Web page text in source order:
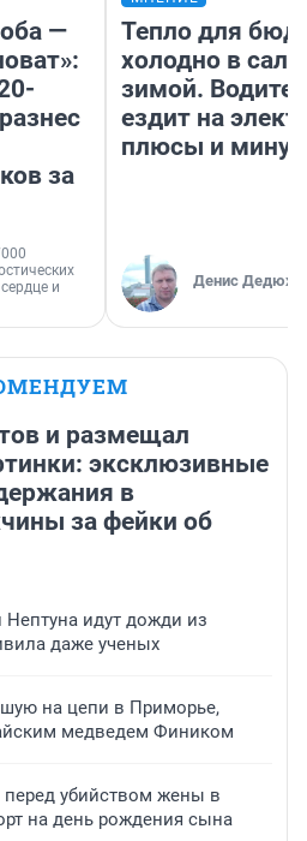
—
за
и
Тепло для
холодно в
зимой.
ездит на
плюсы и
Денис
и размещал
эксклюзивные
в
за фейки об
Нептуна идут дожди из
даже ученых
на цепи в Приморье,
медведем Фиником
перед убийством жены в
на день рождения сына